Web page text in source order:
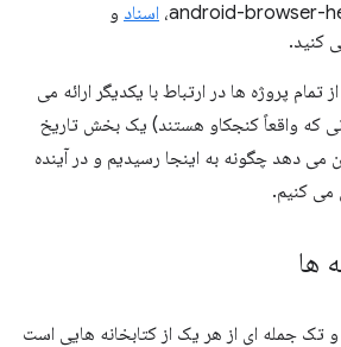
اسناد و
کنید.
پروژه ها در ارتباط با یکدیگر ارائه می
که واقعاً کنجکاو هستند) یک بخش تاریخ
می دهد چگونه به اینجا رسیدیم و در آینده
می کنیم.
ها
تک جمله ای از هر یک از کتابخانه هایی است